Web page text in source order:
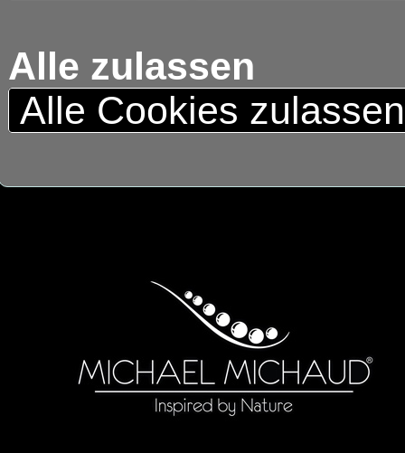
Alle zulassen
Alle Cookies